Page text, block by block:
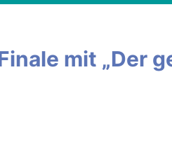
mit „Der